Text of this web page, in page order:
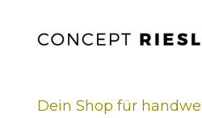
Dein Shop für